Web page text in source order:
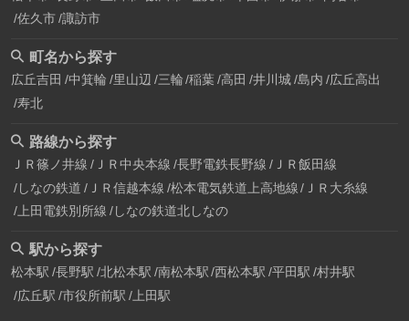
佐久市 諏訪市
町名から探す
広丘吉田 中箕輪 里山辺 三輪 稲葉 高田 井川城 島内 広丘高出
寿北
路線から探す
ＪＲ篠ノ井線 ＪＲ中央本線 長野電鉄長野線 ＪＲ飯田線
しなの鉄道 ＪＲ信越本線 松本電気鉄道上高地線
ＪＲ大糸線
上田電鉄別所線 しなの鉄道北しなの
駅から探す
松本駅 長野駅 北松本駅 南松本駅 西松本駅 平田駅 村井駅
広丘駅 市役所前駅 上田駅